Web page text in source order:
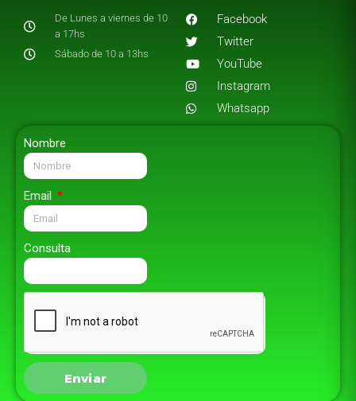
De Lunes a viernes de 10
a 17hs
Sábado de 10 a 13hs
Facebook
Twitter
YouTube
Instagram
Whatsapp
Nombre
Email
Consulta
Enviar